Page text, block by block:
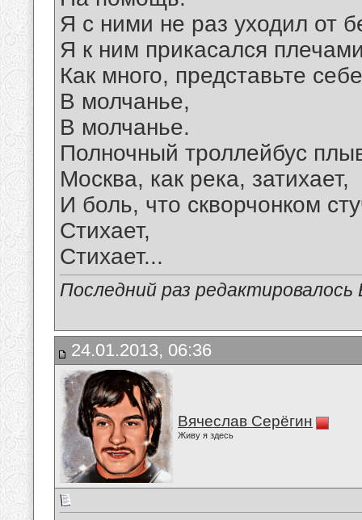
Я с ними не раз уходил от
Я к ним прикасался
Как много, представьте
В молчанье,
В молчанье.
Полночный троллейбус
Москва, как река, затихает,
И боль, что скворчонком
Стихает,
Стихает...
Последний раз
24.01.2013, 06:36
Вячеслав Серёгин
Живу я здесь